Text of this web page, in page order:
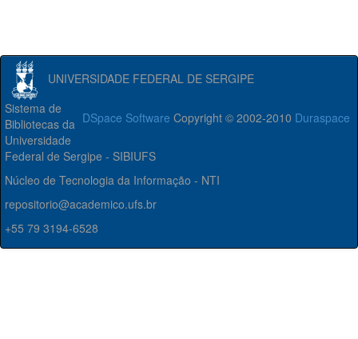
UNIVERSIDADE FEDERAL DE SERGIPE
DSpace Software Copyright © 2002-2010 Duraspace
Sistema de
Bibliotecas da
Universidade
Federal de Sergipe - SIBIUFS
Núcleo de Tecnologia da Informação - NTI
repositorio@academico.ufs.br
+55 79 3194-6528